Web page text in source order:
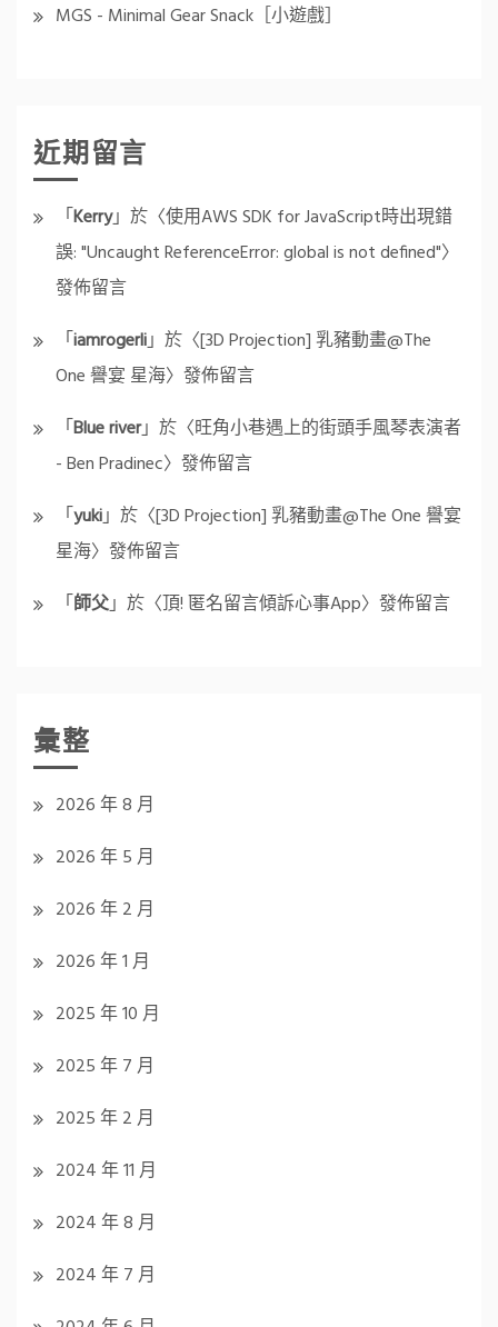
MGS - Minimal Gear Snack［小遊戲］
近期留言
「Kerry」於〈使用AWS SDK for JavaScript時出現錯
誤: "Uncaught ReferenceError: global is not defined"〉
發佈留言
「iamrogerli」於〈[3D Projection] 乳豬動畫@The
One 譽宴 星海〉發佈留言
「Blue river」於〈旺角小巷遇上的街頭手風琴表演者
- Ben Pradinec〉發佈留言
「yuki」於〈[3D Projection] 乳豬動畫@The One 譽宴
星海〉發佈留言
「師父」於〈頂! 匿名留言傾訴心事App〉發佈留言
彙整
2026 年 8 月
2026 年 5 月
2026 年 2 月
2026 年 1 月
2025 年 10 月
2025 年 7 月
2025 年 2 月
2024 年 11 月
2024 年 8 月
2024 年 7 月